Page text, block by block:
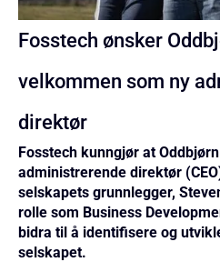
Fosstech ønsker
velkommen som ny
direktør
Fosstech kunngjør at
administrerende direktør
selskapets grunnlegger,
rolle som Business
bidra til å identifisere og
selskapet.